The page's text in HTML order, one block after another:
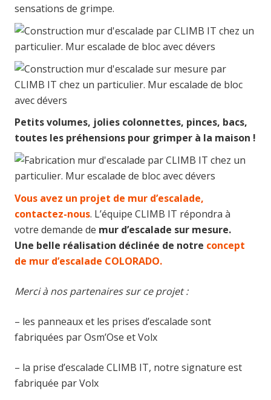
sensations de grimpe.
Petits volumes, jolies colonnettes, pinces, bacs,
toutes les préhensions pour grimper à la maison !
Vous avez un projet de mur d’escalade,
contactez-nous. L’équipe CLIMB IT répondra à
votre demande de mur d’escalade sur mesure.
Une belle réalisation déclinée de notre concept
de mur d’escalade COLORADO.
Merci à nos partenaires sur ce projet :
– les panneaux et les prises d’escalade sont
fabriquées par Osm’Ose et Volx
– la prise d’escalade CLIMB IT, notre signature est
fabriquée par Volx